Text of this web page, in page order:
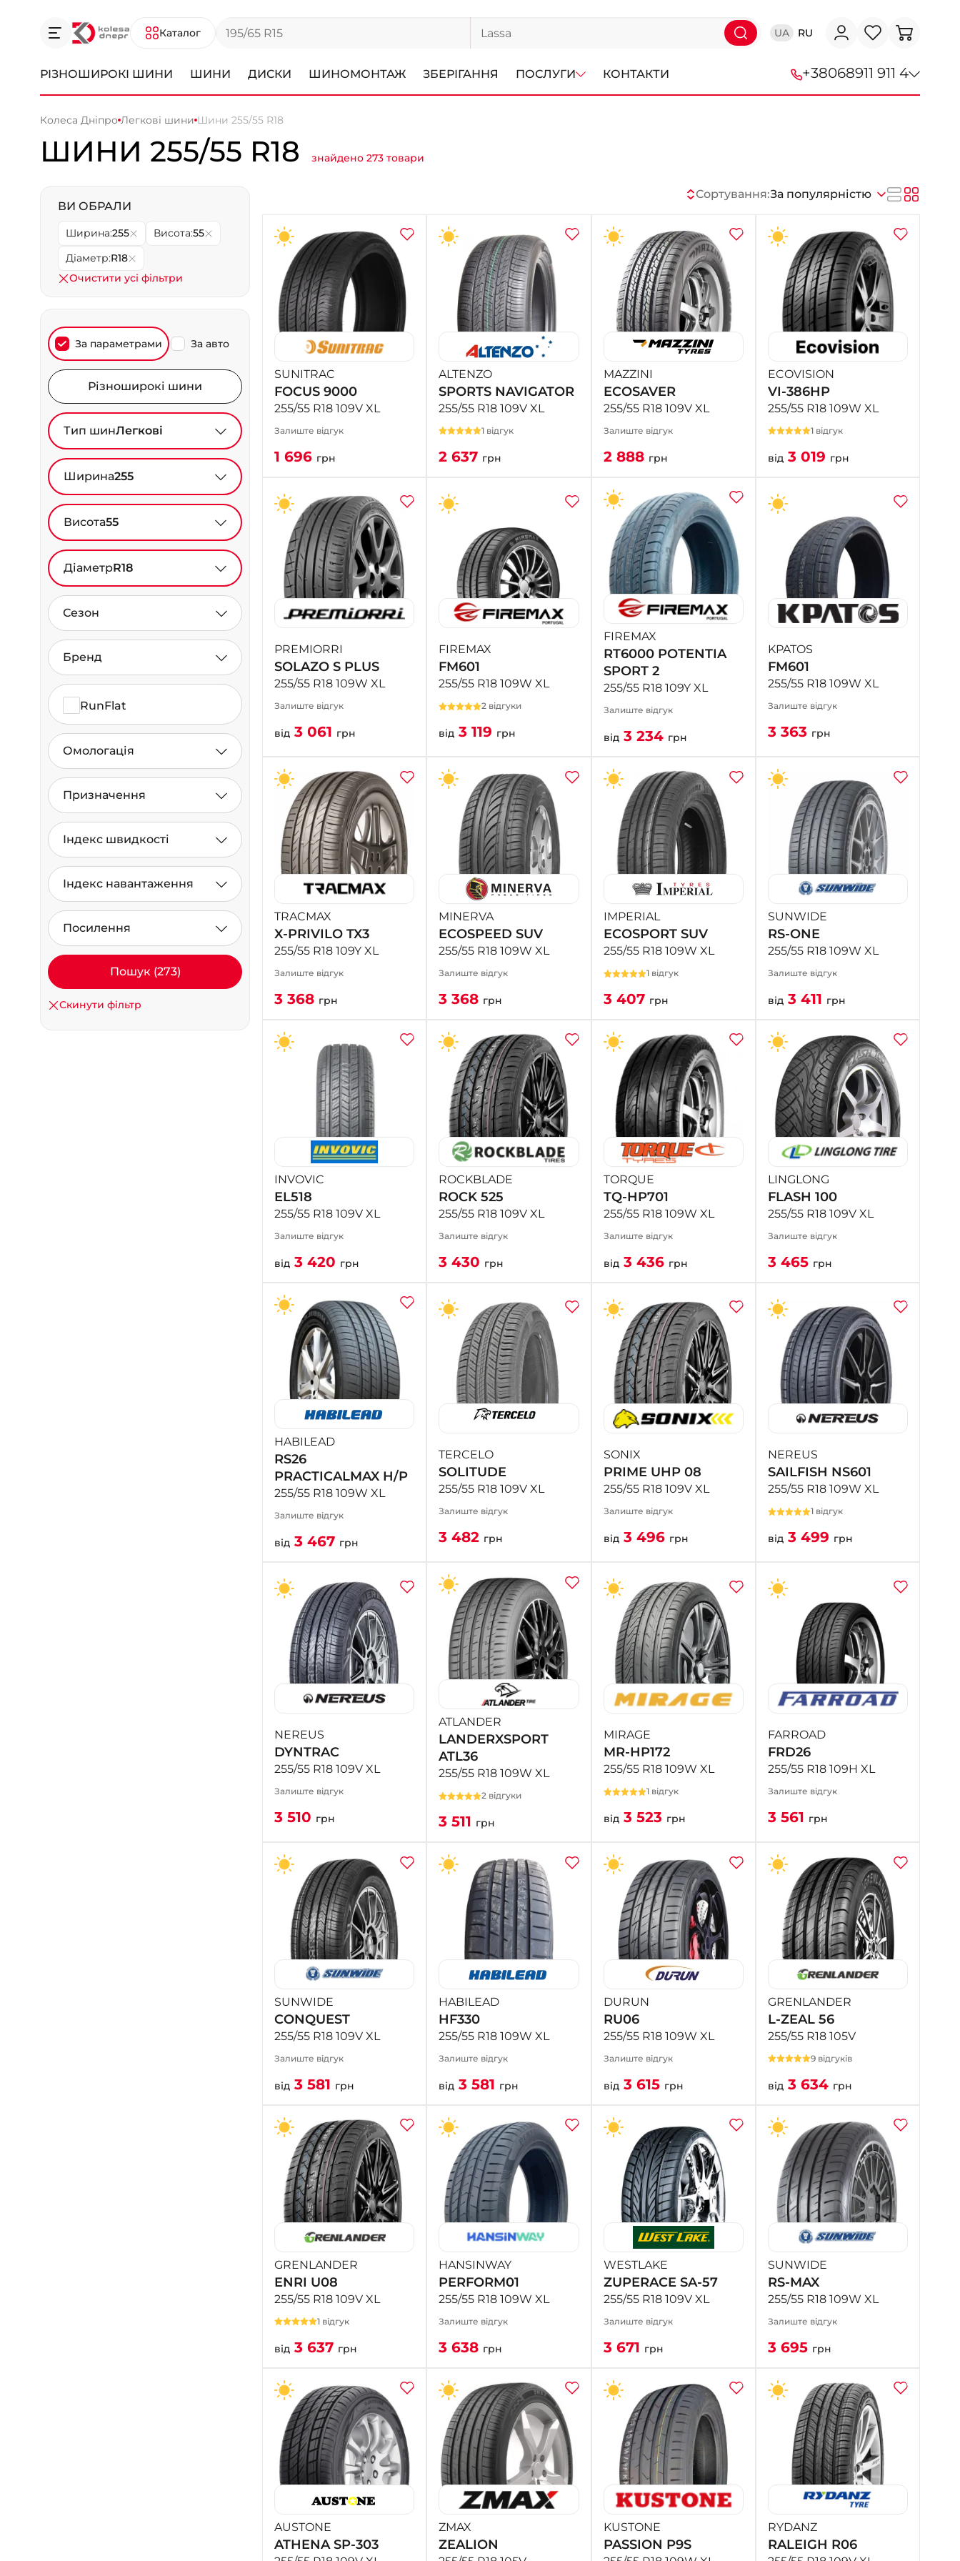
Каталог UA RU
РІЗНОШИРОКІ ШИНИ ШИНИ ДИСКИ ШИНОМОНТАЖ ЗБЕРІГАННЯ ПОСЛУГИ КОНТАКТИ +38068911 911 4
+38 (095) 276-44-44
+38 (067) 911-14-14
- на Щепкіна
+38 (098) 911-911-0
- на Тополі
+38 (098) 911-911-4
- на Калиновій
+38 (077) 7-184-184
+38 (050)-911-911-2
+38 (099)-643-33-77
- Тополь
Колеса Дніпро Легкові шини Шини 255/55 R18
ШИНИ 255/55 R18 знайдено 273 товари
ВИ ОБРАЛИ
Ширина:255 Висота:55
Діаметр:R18
Очистити усі фільтри
За параметрами За авто
Різноширокі шини
Тип шинЛегкові
Ширина255
Висота55
ДіаметрR18
Сезон
Бренд
RunFlat
Омологація
Призначення
Індекс швидкості
Індекс навантаження
Посилення
Пошук (273)
Скинути фільтр
Сортування:За популярністю
SUNITRAC
FOCUS 9000
255/55 R18 109V XL
Залиште відгук
1 696 грн
ALTENZO
SPORTS NAVIGATOR
255/55 R18 109V XL
1 відгук
2 637 грн
MAZZINI
ECOSAVER
255/55 R18 109V XL
Залиште відгук
2 888 грн
ECOVISION
VI-386HP
255/55 R18 109W XL
1 відгук
від3 019 грн
PREMIORRI
SOLAZO S PLUS
255/55 R18 109W XL
Залиште відгук
від 3 061 грн
FIREMAX
FM601
255/55 R18 109W XL
2 відгуки
від 3 119 грн
FIREMAX
RT6000 POTENTIA
SPORT 2
255/55 R18 109Y XL
Залиште відгук
від3 234 грн
KPATOS
FM601
255/55 R18 109W XL
Залиште відгук
3 363 грн
TRACMAX
X-PRIVILO TX3
255/55 R18 109Y XL
Залиште відгук
3 368 грн
MINERVA
ECOSPEED SUV
255/55 R18 109W XL
Залиште відгук
3 368 грн
IMPERIAL
ECOSPORT SUV
255/55 R18 109W XL
1 відгук
3 407 грн
SUNWIDE
RS-ONE
255/55 R18 109W XL
Залиште відгук
від3 411 грн
INVOVIC
EL518
255/55 R18 109V XL
Залиште відгук
від 3 420 грн
ROCKBLADE
ROCK 525
255/55 R18 109V XL
Залиште відгук
3 430 грн
TORQUE
TQ-HP701
255/55 R18 109W XL
Залиште відгук
від3 436 грн
LINGLONG
FLASH 100
255/55 R18 109V XL
Залиште відгук
3 465 грн
HABILEAD
RS26
PRACTICALMAX H/P
255/55 R18 109W XL
Залиште відгук
від 3 467 грн
TERCELO
SOLITUDE
255/55 R18 109V XL
Залиште відгук
3 482 грн
SONIX
PRIME UHP 08
255/55 R18 109V XL
Залиште відгук
від3 496 грн
NEREUS
SAILFISH NS601
255/55 R18 109W XL
1 відгук
від3 499 грн
NEREUS
DYNTRAC
255/55 R18 109V XL
Залиште відгук
3 510 грн
ATLANDER
LANDERXSPORT
ATL36
255/55 R18 109W XL
2 відгуки
3 511 грн
MIRAGE
MR-HP172
255/55 R18 109W XL
1 відгук
від3 523 грн
FARROAD
FRD26
255/55 R18 109H XL
Залиште відгук
3 561 грн
SUNWIDE
CONQUEST
255/55 R18 109V XL
Залиште відгук
від 3 581 грн
HABILEAD
HF330
255/55 R18 109W XL
Залиште відгук
від 3 581 грн
DURUN
RU06
255/55 R18 109W XL
Залиште відгук
від3 615 грн
GRENLANDER
L-ZEAL 56
255/55 R18 105V
9 відгуків
від3 634 грн
GRENLANDER
ENRI U08
255/55 R18 109V XL
1 відгук
від 3 637 грн
HANSINWAY
PERFORM01
255/55 R18 109W XL
Залиште відгук
3 638 грн
WESTLAKE
ZUPERACE SA-57
255/55 R18 109V XL
Залиште відгук
3 671 грн
SUNWIDE
RS-MAX
255/55 R18 109W XL
Залиште відгук
3 695 грн
AUSTONE
ATHENA SP-303
ZMAX
ZEALION
KUSTONE
PASSION P9S
RYDANZ
RALEIGH R06